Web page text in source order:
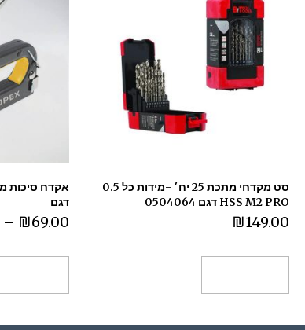
סט מקדחי מתכת 25 יח׳ -מידות כל 0.5
HSS M2 PRO דגם 0504064
₪149.00
דגם
₪69.00
–